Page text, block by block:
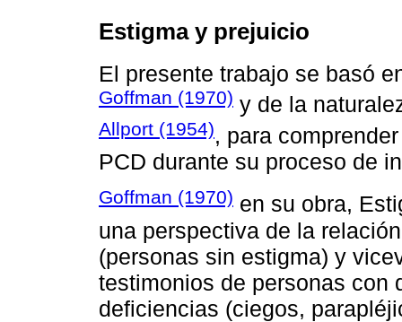
Estigma y prejuicio
El presente trabajo se basó
Goffman (1970) y de la
Allport (1954), para
PCD durante su proceso de
Goffman (1970) en su obra,
una perspectiva de la
(personas sin estigma) y
testimonios de personas con
deficiencias (ciegos,